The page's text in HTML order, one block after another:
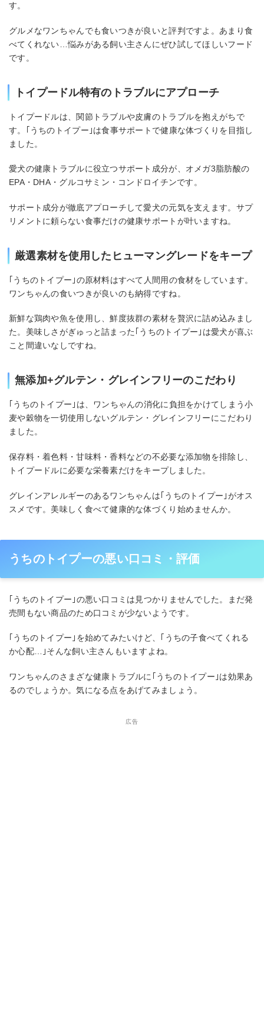
す。
グルメなワンちゃんでも食いつきが良いと評判ですよ。あまり食
べてくれない…悩みがある飼い主さんにぜひ試してほしいフード
です。
トイプードル特有のトラブルにアプローチ
トイプードルは、関節トラブルや皮膚のトラブルを抱えがちで
す。｢うちのトイプー｣は食事サポートで健康な体づくりを目指し
ました。
愛犬の健康トラブルに役立つサポート成分が、オメガ3脂肪酸の
EPA・DHA・グルコサミン・コンドロイチンです。
サポート成分が徹底アプローチして愛犬の元気を支えます。サプ
リメントに頼らない食事だけの健康サポートが叶いますね。
厳選素材を使用したヒューマングレードをキープ
｢うちのトイプー｣の原材料はすべて人間用の食材をしています。
ワンちゃんの食いつきが良いのも納得ですね。
新鮮な鶏肉や魚を使用し、鮮度抜群の素材を贅沢に詰め込みまし
た。美味しさがぎゅっと詰まった｢うちのトイプー｣は愛犬が喜ぶ
こと間違いなしですね。
無添加+グルテン・グレインフリーのこだわり
｢うちのトイプー｣は、ワンちゃんの消化に負担をかけてしまう小
麦や穀物を一切使用しないグルテン・グレインフリーにこだわり
ました。
保存料・着色料・甘味料・香料などの不必要な添加物を排除し、
トイプードルに必要な栄養素だけをキープしました。
グレインアレルギーのあるワンちゃんは｢うちのトイプー｣がオス
スメです。美味しく食べて健康的な体づくり始めませんか。
うちのトイプーの悪い口コミ・評価
｢うちのトイプー｣の悪い口コミは見つかりませんでした。まだ発
売間もない商品のため口コミが少ないようです。
｢うちのトイプー｣を始めてみたいけど、｢うちの子食べてくれる
か心配…｣そんな飼い主さんもいますよね。
ワンちゃんのさまざな健康トラブルに｢うちのトイプー｣は効果あ
るのでしょうか。気になる点をあげてみましょう。
広告